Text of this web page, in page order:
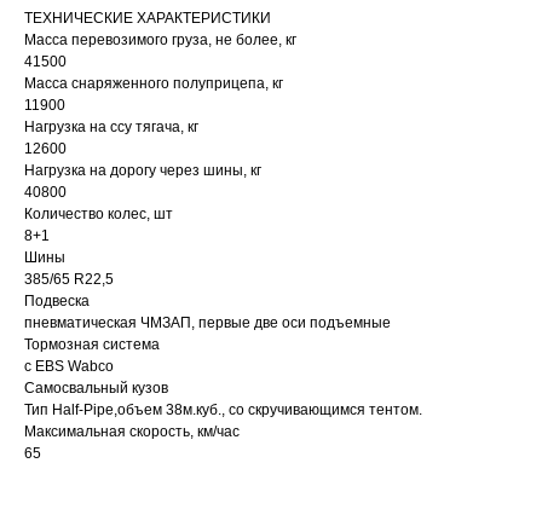
ТЕХНИЧЕСКИЕ ХАРАКТЕРИСТИКИ
Масса перевозимого груза, не более, кг
41500
Масса снаряженного полуприцепа, кг
11900
Нагрузка на ссу тягача, кг
12600
Нагрузка на дорогу через шины, кг
40800
Количество колес, шт
8+1
Шины
385/65 R22,5
Подвеска
пневматическая ЧМЗАП, первые две оси подъемные
Тормозная система
с EBS Wabco
Самосвальный кузов
Тип Half-Pipe,объем 38м.куб., со скручивающимся тентом.
Максимальная скорость, км/час
65
?